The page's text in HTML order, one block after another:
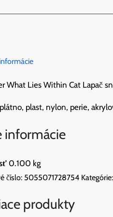
What Lies Within Cat Lapač
plast, nylon, perie,
informácie
0.100 kg
číslo: 5055071728754 Kategórie:
produkty